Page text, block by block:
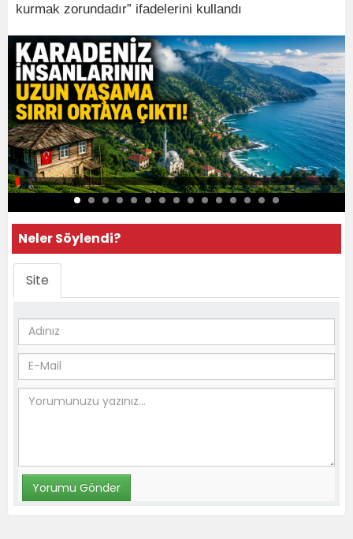
kurmak zorundadır” ifadelerini kullandı
Neler Söylendi?
Site